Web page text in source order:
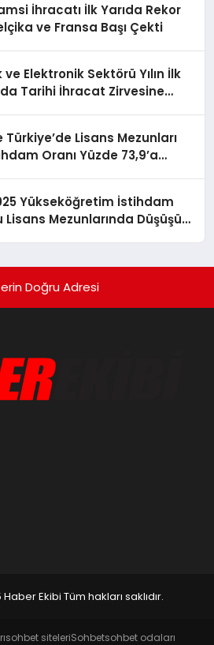
İhracatı İlk Yarıda Rekor
ve Fransa Başı Çekti
ve Elektronik Sektörü Yılın İlk
Tarihi İhracat Zirvesine
Türkiye’de Lisans Mezunları
Oranı Yüzde 73,9’a
Yükseköğretim İstihdam
Lisans Mezunlarında Düşüşü
Doğru Adresi
Ekibi Tüm hakları saklıdır.
sohbet siteleriSohbetsohbet odaları